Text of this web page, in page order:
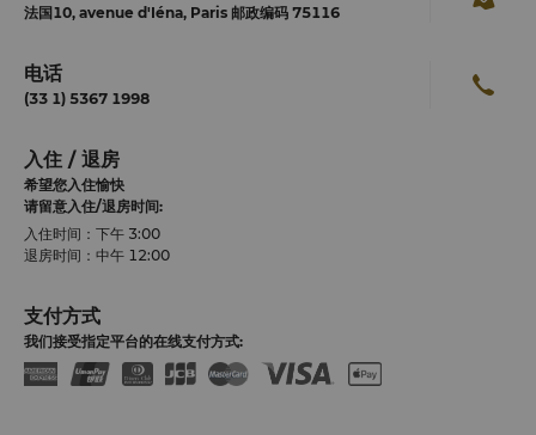
法国10, avenue d'Iéna, Paris 邮政编码 75116
电话
(33 1) 5367 1998
入住 / 退房
希望您入住愉快
请留意入住/退房时间:
入住时间：下午 3:00
退房时间：中午 12:00
支付方式
我们接受指定平台的在线支付方式: